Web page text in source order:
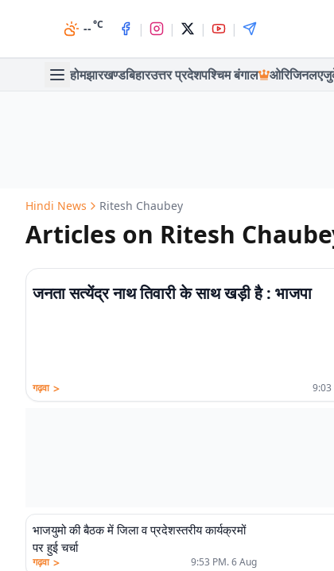
--°C | | | |
होमझारखण्डबिहारउत्तर प्रदेशपश्चिम बंगाल ओरिजिनल
Hindi News Ritesh Chaubey
Articles on Ritesh
जनता सत्येंद्र नाथ तिवारी के साथ खड़ी है : भाजपा
गढ़वा > 9:03
भाजयुमो की बैठक में जिला व प्रदेशस्तरीय कार्यक्रमों
पर हुई चर्चा
गढ़वा > 9:53 PM. 6 Aug